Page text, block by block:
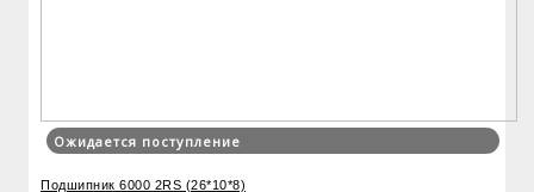
Ожидается поступление
Подшипник 6000 2RS (26*10*8)